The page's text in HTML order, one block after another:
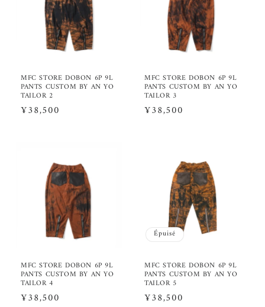
MFC STORE DOBON 6P 9L
PANTS CUSTOM BY AN YO
TAILOR 2
Prix
¥38,500
MFC STORE DOBON 6P 9L
PANTS CUSTOM BY AN YO
TAILOR 3
Prix
¥38,500
MFC STORE DOBON 6P 9L
PANTS CUSTOM BY AN YO
TAILOR 4
Prix
¥38,500
Épuisé
MFC STORE DOBON 6P 9L
PANTS CUSTOM BY AN YO
TAILOR 5
Prix
¥38,500